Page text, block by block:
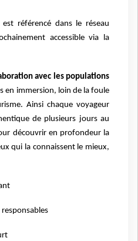
référencé dans le réseau
accessible via la
avec les populations
en immersion, loin de la foule
Ainsi chaque voyageur
de plusieurs jours au
découvrir en profondeur la
qui la connaissent le mieux,